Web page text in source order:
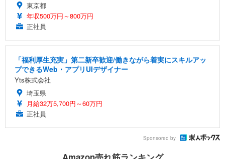
東京都
年収500万円～800万円
正社員
「福利厚生充実」第二新卒歓迎/働きながら着実にスキルアッ
プできるWeb・アプリUIデザイナー
Yts株式会社
埼玉県
月給32万5,700円～60万円
正社員
Sponsored by